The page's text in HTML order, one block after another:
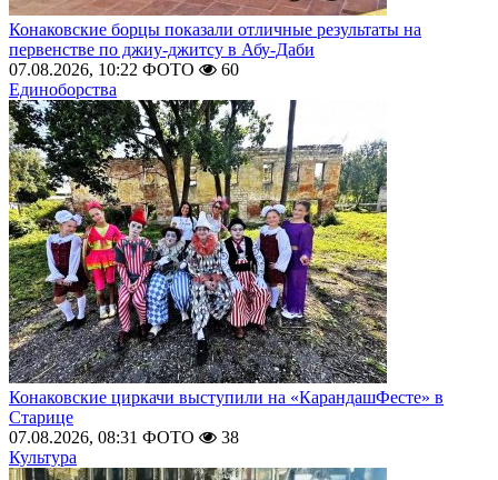
Конаковские борцы показали отличные результаты на
первенстве по джиу-джитсу в Абу-Даби
07.08.2026, 10:22 ФОТО
60
Единоборства
Конаковские циркачи выступили на «КарандашФесте» в
Старице
07.08.2026, 08:31 ФОТО
38
Культура